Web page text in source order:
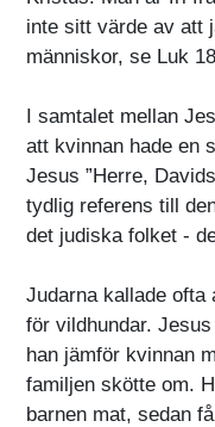
inte sitt värde av att
människor, se Luk
I samtalet mellan
att kvinnan hade en
Jesus ”Herre,
tydlig referens till
det judiska folket -
Judarna kallade ofta
för vildhundar.
han jämför kvinnan
familjen skötte om.
barnen mat, sedan